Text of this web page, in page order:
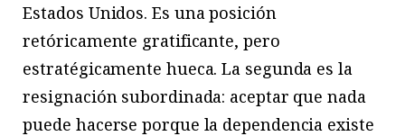
Estados Unidos. Es una posición
retóricamente gratificante, pero
estratégicamente hueca. La segunda es la
resignación subordinada: aceptar que nada
puede hacerse porque la dependencia existe